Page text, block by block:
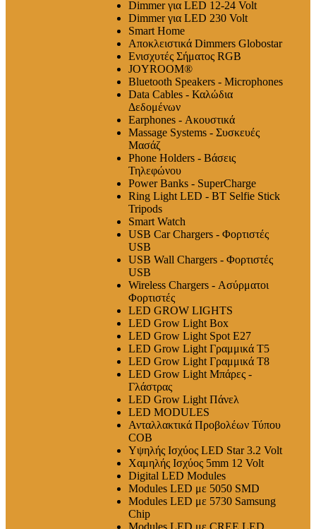
Dimmer για LED 12-24 Volt
Dimmer για LED 230 Volt
Smart Home
Αποκλειστικά Dimmers Globostar
Ενισχυτές Σήματος RGB
JOYROOM®
Bluetooth Speakers - Microphones
Data Cables - Καλώδια
Δεδομένων
Earphones - Ακουστικά
Massage Systems - Συσκευές
Μασάζ
Phone Holders - Βάσεις
Τηλεφώνου
Power Banks - SuperCharge
Ring Light LED - BT Selfie Stick
Tripods
Smart Watch
USB Car Chargers - Φορτιστές
USB
USB Wall Chargers - Φορτιστές
USB
Wireless Chargers - Ασύρματοι
Φορτιστές
LED GROW LIGHTS
LED Grow Light Box
LED Grow Light Spot E27
LED Grow Light Γραμμικά T5
LED Grow Light Γραμμικά T8
LED Grow Light Μπάρες -
Γλάστρας
LED Grow Light Πάνελ
LED MODULES
Ανταλλακτικά Προβολέων Τύπου
COB
Υψηλής Ισχύος LED Star 3.2 Volt
Χαμηλής Ισχύος 5mm 12 Volt
Digital LED Modules
Modules LED με 5050 SMD
Modules LED με 5730 Samsung
Chip